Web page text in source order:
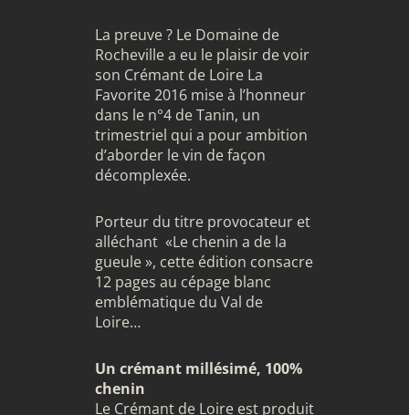
La preuve ? Le Domaine de
Rocheville a eu le plaisir de voir
son Crémant de Loire La
Favorite 2016 mise à l’honneur
dans le n°4 de Tanin, un
trimestriel qui a pour ambition
d’aborder le vin de façon
décomplexée.
Porteur du titre provocateur et
alléchant «Le chenin a de la
gueule », cette édition consacre
12 pages au cépage blanc
emblématique du Val de
Loire…
Un crémant millésimé, 100%
chenin
Le Crémant de Loire est produit